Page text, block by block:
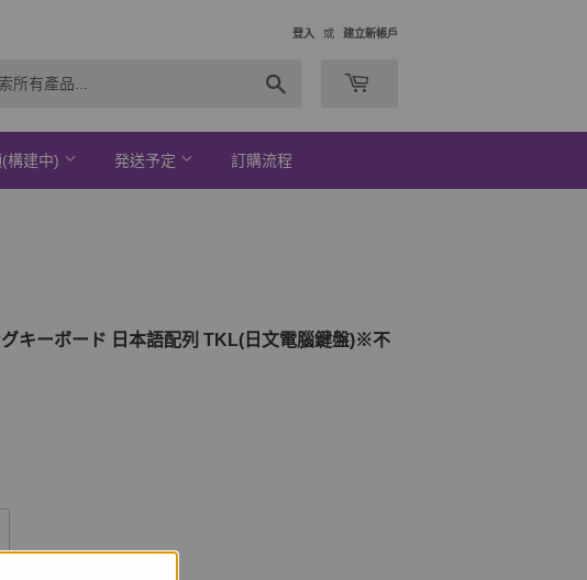
登入 或 建立新帳戶
構建中) 発送予定 訂購流程
キーボード 日本語配列 TKL(日文電腦鍵盤)※不